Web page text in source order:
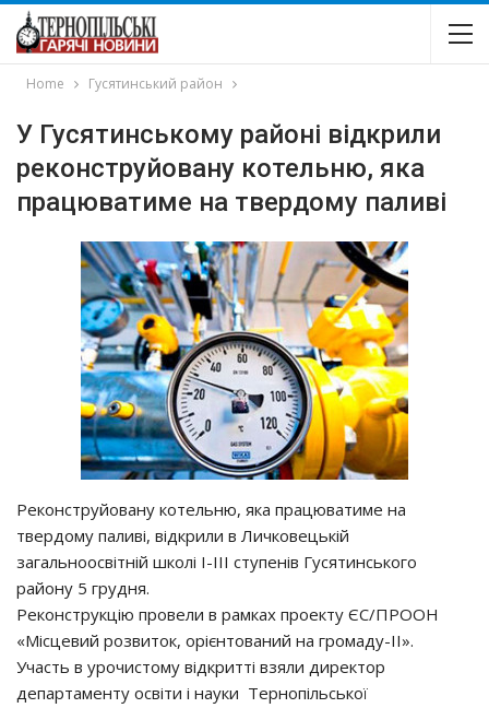
Home Гусятинський район
У Гусятинському районі відкрили
реконструйовану котельню, яка
працюватиме на твердому паливі
Реконструйовану котельню, яка працюватиме на
твердому паливі, відкрили в Личковецькій
загальноосвітній школі І-ІІІ ступенів Гусятинського
району 5 грудня.
Реконструкцію провели в рамках проекту ЄС/ПРООН
«Місцевий розвиток, орієнтований на громаду-ІІ».
Участь в урочистому відкритті взяли директор
департаменту освіти і науки Тернопільської